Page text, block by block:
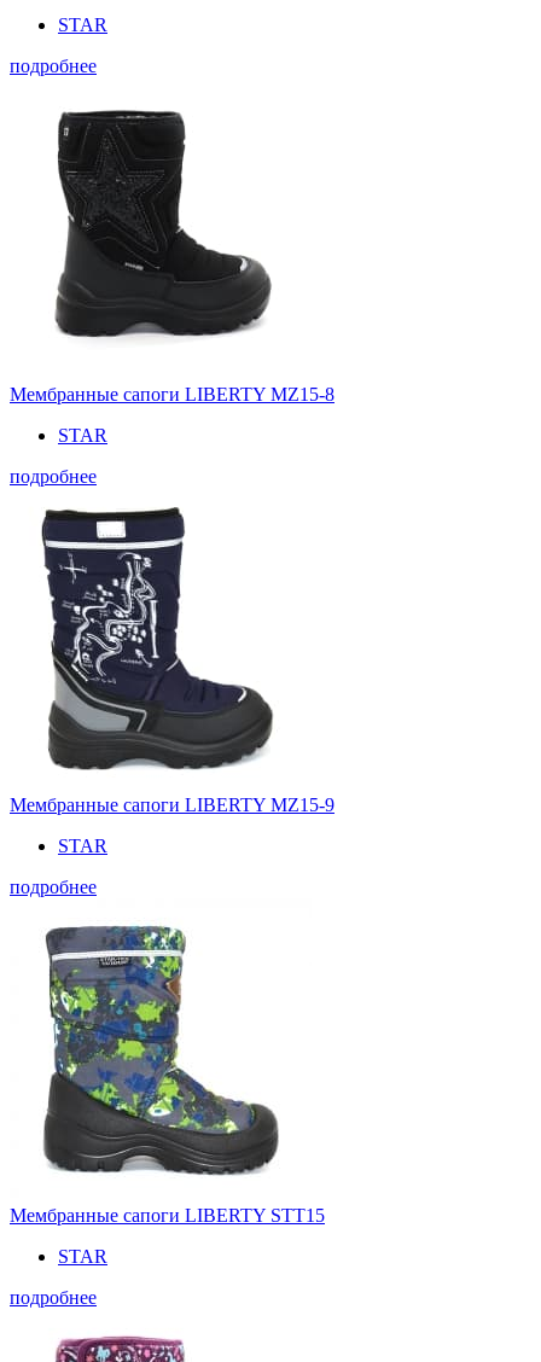
STAR
подробнее
Мембранные сапоги LIBERTY MZ15-8
STAR
подробнее
Мембранные сапоги LIBERTY MZ15-9
STAR
подробнее
Мембранные сапоги LIBERTY STT15
STAR
подробнее